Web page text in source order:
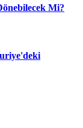
Mi?